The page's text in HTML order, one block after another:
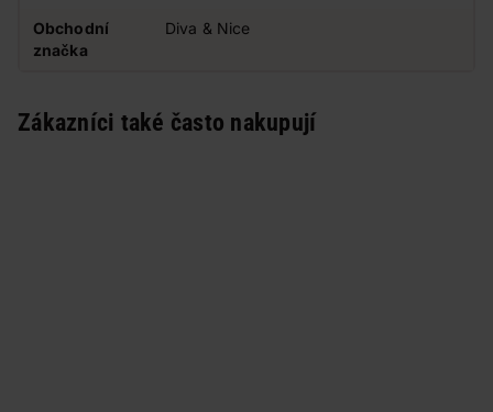
Obchodní
značka
Diva & Nice
Zákazníci také často nakupují